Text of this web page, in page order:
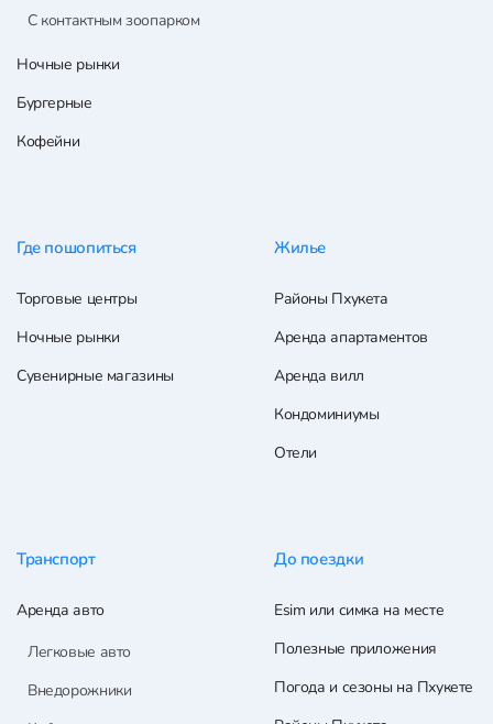
С контактным зоопарком
Ночные рынки
Бургерные
Кофейни
Где пошопиться
Торговые центры
Ночные рынки
Сувенирные магазины
Жилье
Районы Пхукета
Аренда апартаментов
Аренда вилл
Кондоминиумы
Отели
Транспорт
Аренда авто
Легковые авто
Внедорожники
До поездки
Esim или симка на месте
Полезные приложения
Погода и сезоны на Пхукете